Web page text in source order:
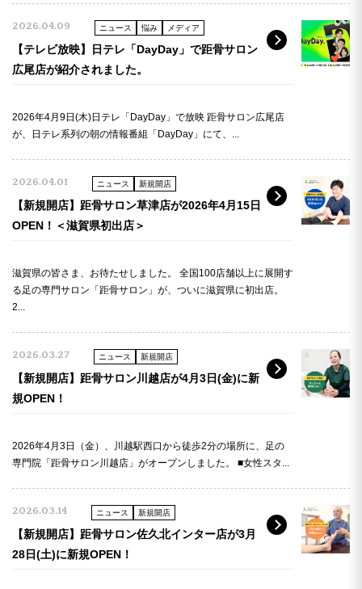
2026.04.09 ニュース 悩み メディア
【テレビ放映】日テレ「DayDay」で距骨サロン
広尾店が紹介されました。
2026年4月9日(木)日テレ「DayDay」で放映 距骨サロン広尾店
が、日テレ系列の朝の情報番組「DayDay」にて、...
2026.04.01 ニュース 新規開店
【新規開店】距骨サロン草津店が2026年4月15日
OPEN！＜滋賀県初出店＞
滋賀県の皆さま、お待たせしました。 全国100店舗以上に展開す
る足の専門サロン「距骨サロン」が、ついに滋賀県に初出店。
2...
2026.03.27 ニュース 新規開店
【新規開店】距骨サロン川越店が4月3日(金)に新
規OPEN！
2026年4月3日（金）、川越駅西口から徒歩2分の場所に、足の
専門院「距骨サロン川越店」がオープンしました。 ■女性スタ...
2026.03.14 ニュース 新規開店
【新規開店】距骨サロン佐久北インター店が3月
28日(土)に新規OPEN！